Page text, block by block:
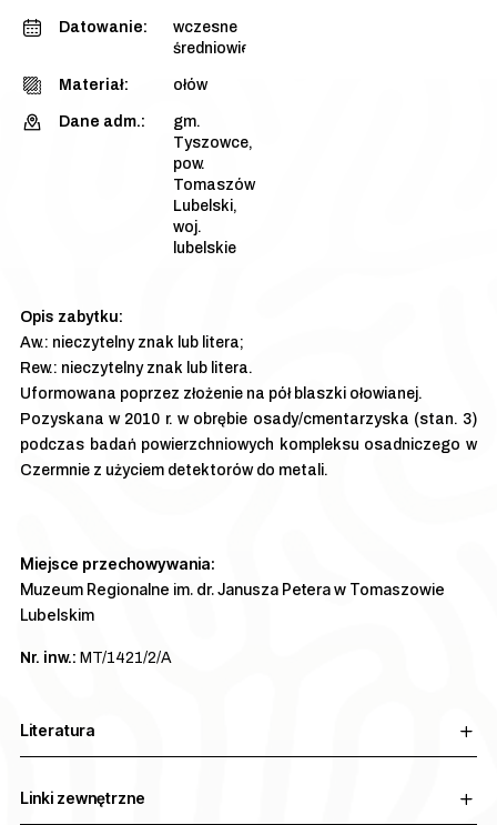
Datowanie:
wczesne
średniowiecze
Materiał: ołów
Dane adm.:
gm.
Tyszowce,
pow.
Tomaszów
Lubelski,
woj.
lubelskie
Aw.: nieczytelny znak lub litera;
Rew.: nieczytelny znak lub litera.
Uformowana poprzez złożenie na pół blaszki ołowianej.
Pozyskana w 2010 r. w obrębie osady/cmentarzyska (stan. 3)
podczas badań powierzchniowych kompleksu osadniczego w
Czermnie z użyciem detektorów do metali.
Miejsce przechowywania:
Muzeum Regionalne im. dr. Janusza Petera w Tomaszowie
Lubelskim
Nr. inw.: MT/1421/2/A
Literatura
Linki zewnętrzne